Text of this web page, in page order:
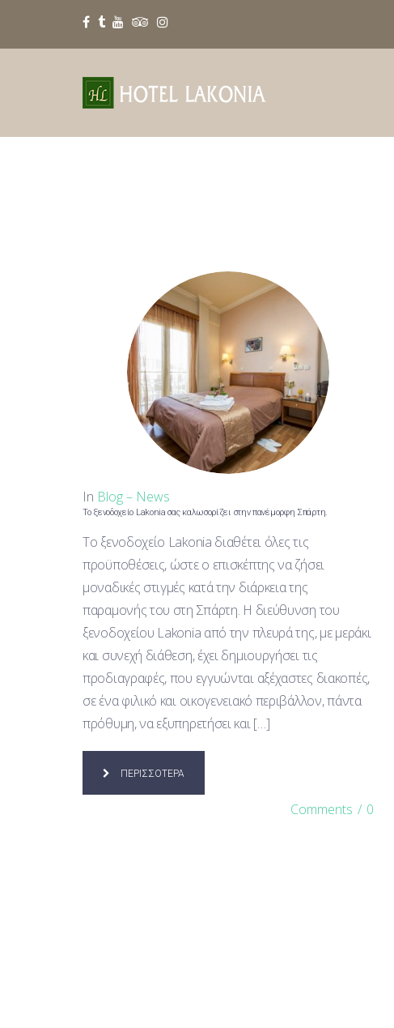
In Blog – News
Το ξενοδοχείο Lakonia σας καλωσορίζει στην πανέμορφη Σπάρτη.
Το ξενοδοχείο Lakonia διαθέτει όλες τις
προϋποθέσεις, ώστε ο επισκέπτης να ζήσει
μοναδικές στιγμές κατά την διάρκεια της
παραμονής του στη Σπάρτη. Η διεύθυνση του
ξενοδοχείου Lakonia από την πλευρά της, με μεράκι
και συνεχή διάθεση, έχει δημιουργήσει τις
προδιαγραφές, που εγγυώνται αξέχαστες διακοπές,
σε ένα φιλικό και οικογενειακό περιβάλλον, πάντα
πρόθυμη, να εξυπηρετήσει και […]
ΠΕΡΙΣΣΟΤΕΡΑ
Comments / 0